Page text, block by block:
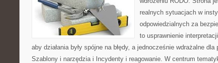
realnych sytuacjach w
odpowiedzialnych za
to usprawnienie
aby działania były spójne na błędy, a jednocześnie wdrażalne
Szablony i narzędzia i Incydenty i reagowanie. W centrum